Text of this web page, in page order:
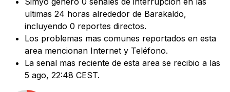
ultimas 24 horas alrededor de Barakaldo,
incluyendo 0 reportes directos.
Los problemas mas comunes reportados en esta
area mencionan Internet y Teléfono.
La senal mas reciente de esta area se recibio a las
5 ago, 22:48 CEST.